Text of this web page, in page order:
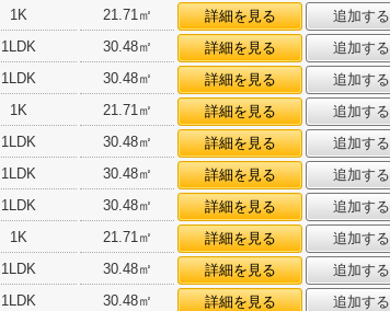
1K 21.71㎡ 詳細を見る
追加する
1LDK 30.48㎡ 詳細を見る
追加する
1LDK 30.48㎡ 詳細を見る
追加する
1K 21.71㎡ 詳細を見る
追加する
1LDK 30.48㎡ 詳細を見る
追加する
1LDK 30.48㎡ 詳細を見る
追加する
1LDK 30.48㎡ 詳細を見る
追加する
1K 21.71㎡ 詳細を見る
追加する
1LDK 30.48㎡ 詳細を見る
追加する
1LDK 30.48㎡ 詳細を見る
追加する